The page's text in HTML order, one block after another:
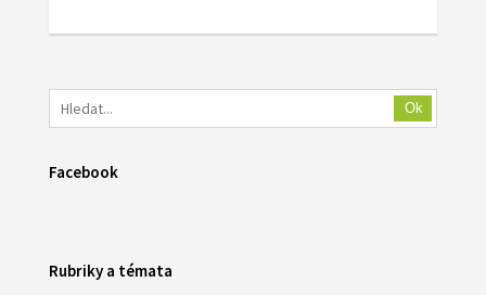
Ok
Facebook
Rubriky a témata